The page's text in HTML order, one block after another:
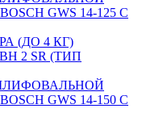
GWS 14-125 C
(ДО 4 КГ)
2 SR (ТИП
GWS 14-150 C